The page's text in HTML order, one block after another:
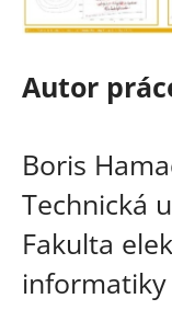
Autor
Boris
Technická
Fakulta
informatiky